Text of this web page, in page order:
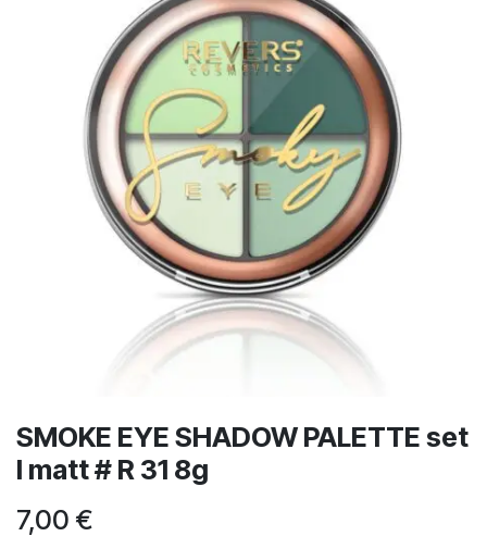
SMOKE EYE SHADOW PALETTE set
I matt # R 31 8g
7,00 €